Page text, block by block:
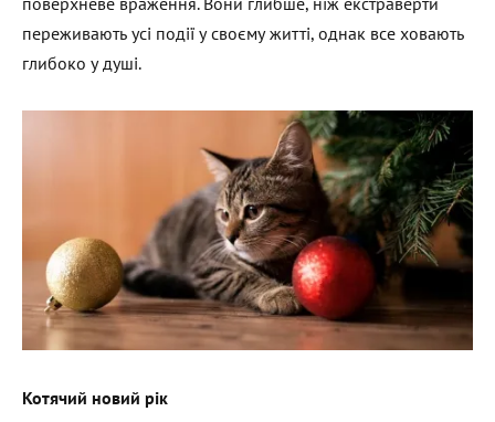
переживають усі події у своєму житті, однак все ховають
глибоко у душі.
Котячий новий рік